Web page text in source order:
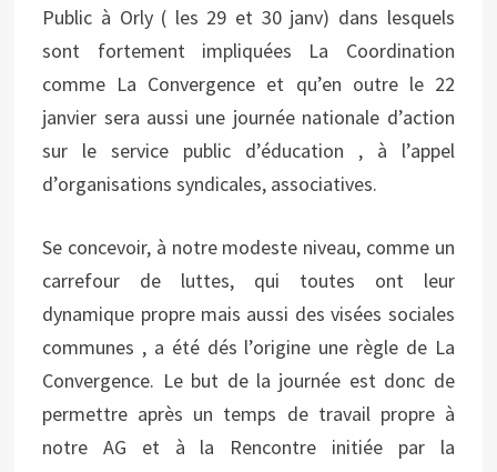
Public à Orly ( les 29 et 30 janv) dans lesquels
sont fortement impliquées La Coordination
comme La Convergence et qu’en outre le 22
janvier sera aussi une journée nationale d’action
sur le service public d’éducation , à l’appel
d’organisations syndicales, associatives.
Se concevoir, à notre modeste niveau, comme un
carrefour de luttes, qui toutes ont leur
dynamique propre mais aussi des visées sociales
communes , a été dés l’origine une règle de La
Convergence. Le but de la journée est donc de
permettre après un temps de travail propre à
notre AG et à la Rencontre initiée par la